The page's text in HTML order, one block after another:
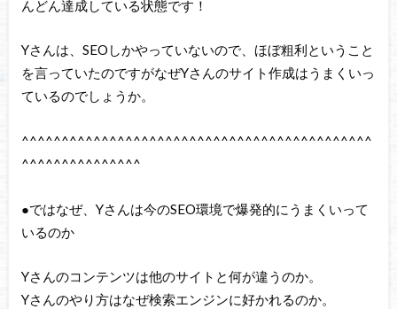
んどん達成している状態です！
Yさんは、SEOしかやっていないので、ほぼ粗利ということ
を言っていたのですがなぜYさんのサイト作成はうまくいっ
ているのでしょうか。
^^^^^^^^^^^^^^^^^^^^^^^^^^^^^^^^^^^^^^^^^^^^
^^^^^^^^^^^^^^^
●ではなぜ、Yさんは今のSEO環境で爆発的にうまくいって
いるのか
Yさんのコンテンツは他のサイトと何が違うのか。
Yさんのやり方はなぜ検索エンジンに好かれるのか。